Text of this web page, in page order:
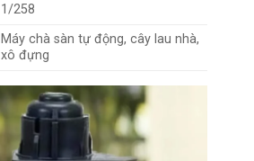
1/258
Máy chà sàn tự động, cây lau nhà,
xô đựng